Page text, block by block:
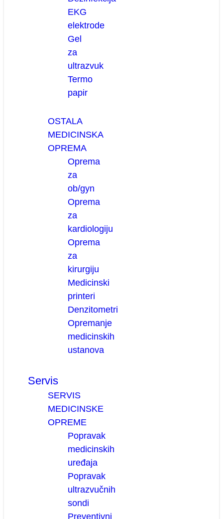
EKG
elektrode
Gel
za
ultrazvuk
Termo
papir
OSTALA
MEDICINSKA
OPREMA
Oprema
za
ob/gyn
Oprema
za
kardiologiju
Oprema
za
kirurgiju
Medicinski
printeri
Denzitometri
Opremanje
medicinskih
ustanova
Servis
SERVIS
MEDICINSKE
OPREME
Popravak
medicinskih
uređaja
Popravak
ultrazvučnih
sondi
Preventivni